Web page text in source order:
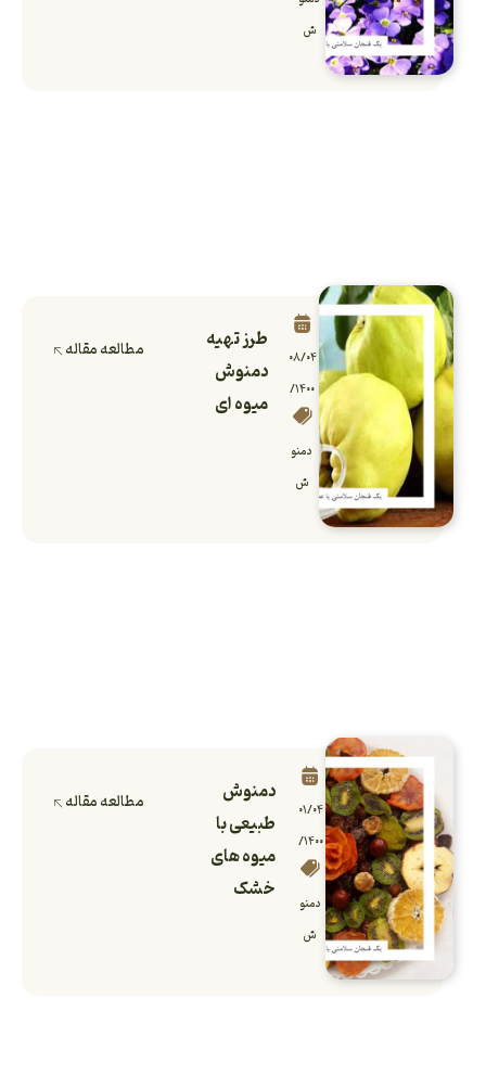
ش
۰۸/۰۴
/۱۴۰۰
دمنو
ش
طرز تهیه
دمنوش
میوه ای
مطالعه مقاله
۰۱/۰۴
/۱۴۰۰
دمنو
ش
دمنوش
طبیعی با
میوه‌‌ های
خشک
مطالعه مقاله